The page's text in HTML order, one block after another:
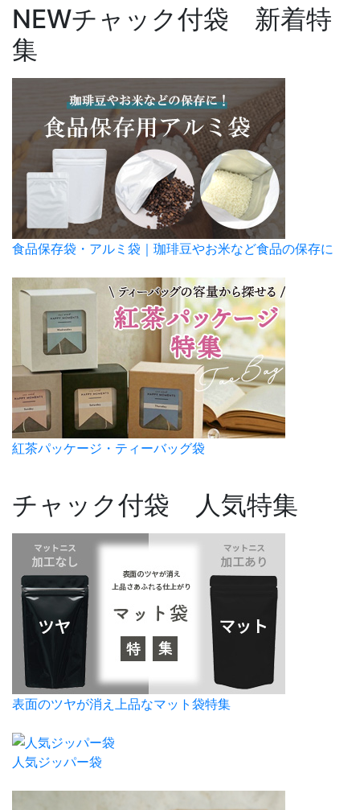
NEWチャック付袋 新着特
集
食品保存袋・アルミ袋｜珈琲豆やお米など食品の保存に
紅茶パッケージ・ティーバッグ袋
チャック付袋 人気特集
表面のツヤが消え上品なマット袋特集
人気ジッパー袋